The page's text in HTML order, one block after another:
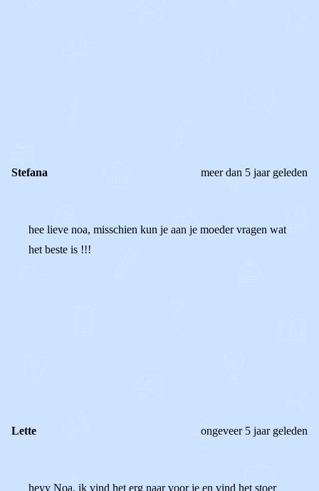
Stefana meer dan 5 jaar geleden
hee lieve noa, misschien kun je aan je moeder vragen wat
het beste is !!!
Lette ongeveer 5 jaar geleden
heyy Noa, ik vind het erg naar voor je en vind het stoer